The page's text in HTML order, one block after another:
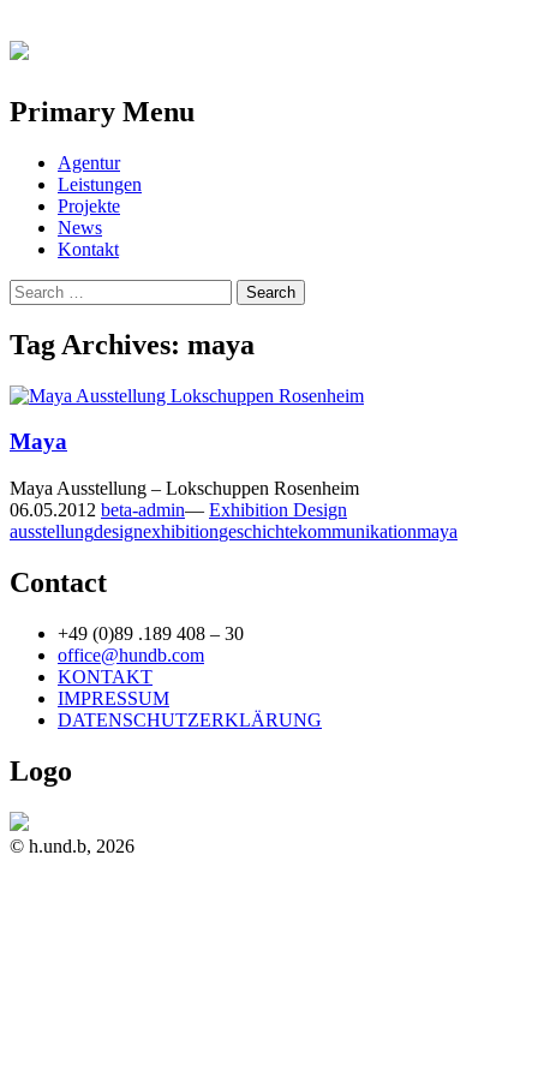
Primary Menu
Skip
content
Agentur
Leistungen
Projekte
News
Kontakt
Search
for:
Tag Archives: maya
Maya
Maya Ausstellung – Lokschuppen Rosenheim
06.05.2012 beta-admin— Exhibition Design
ausstellungdesignexhibitiongeschichtekommunikationmaya
Contact
+49 (0)89 .189 408 – 30
office@hundb.com
KONTAKT
IMPRESSUM
DATENSCHUTZERKLÄRUNG
Logo
© h.und.b, 2026